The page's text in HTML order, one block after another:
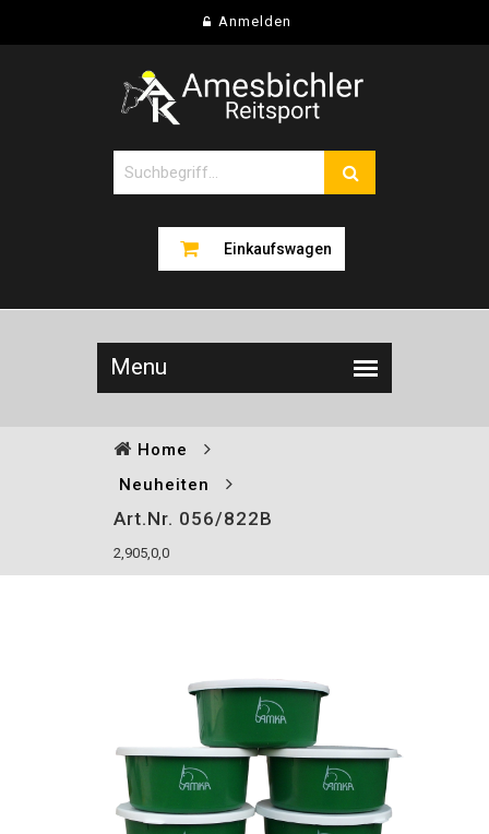
Anmelden
Einkaufswagen
Home
Neuheiten
Art.Nr. 056/822B
2,905,0,0